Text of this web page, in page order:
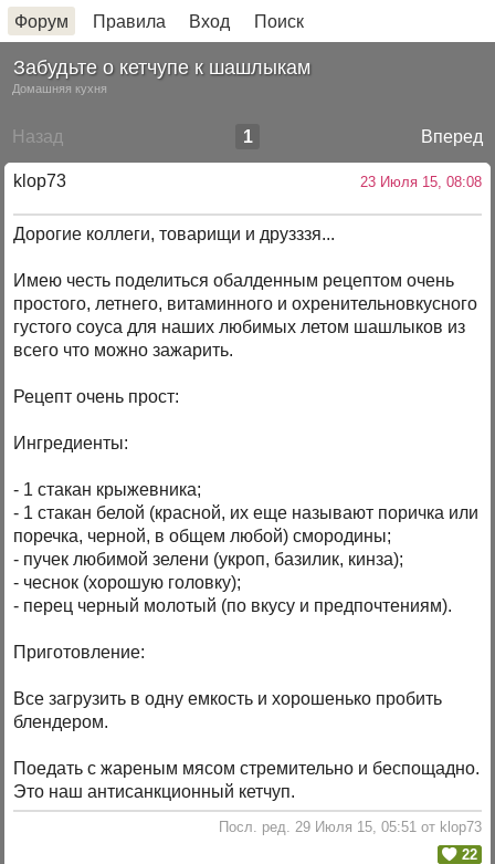
Форум Правила Вход Поиск
Забудьте о кетчупе к шашлыкам
Домашняя кухня
Назад Вперед
1
klop73 23 Июля 15, 08:08
Дорогие коллеги, товарищи и друзззя...
Имею честь поделиться обалденным рецептом очень
простого, летнего, витаминного и охренительновкусного
густого соуса для наших любимых летом шашлыков из
всего что можно зажарить.
Рецепт очень прост:
Ингредиенты:
- 1 стакан крыжевника;
- 1 стакан белой (красной, их еще называют поричка или
поречка, черной, в общем любой) смородины;
- пучек любимой зелени (укроп, базилик, кинза);
- чеснок (хорошую головку);
- перец черный молотый (по вкусу и предпочтениям).
Приготовление:
Все загрузить в одну емкость и хорошенько пробить
блендером.
Поедать с жареным мясом стремительно и беспощадно.
Это наш антисанкционный кетчуп.
Посл. ред. 29 Июля 15, 05:51 от klop73
22